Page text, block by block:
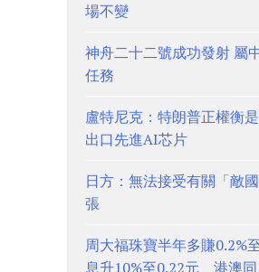
場不變
神舟二十二號成功發射 屬
任務
盧特尼克：特朗普正權衡
出口先進AI芯片
日方：無法接受有關「敵
張
周大福珠寶半年多賺0.2%
息升10%至0.22元 港澳同